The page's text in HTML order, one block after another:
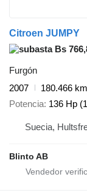
Citroen JUMPY
Bs
Furgón
2007
180.466 km
Potencia 136 Hp
Suecia,
Blinto AB